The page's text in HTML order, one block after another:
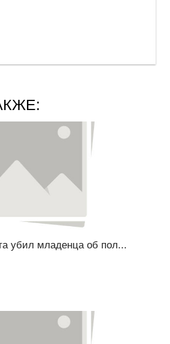
убил младенца об пол...